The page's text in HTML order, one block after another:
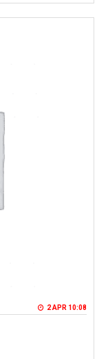
2 APR 10:08